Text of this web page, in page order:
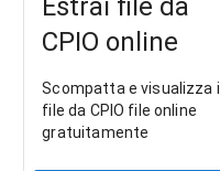
Estrai file da
CPIO online
Scompatta e visualizza i
file da CPIO file online
gratuitamente